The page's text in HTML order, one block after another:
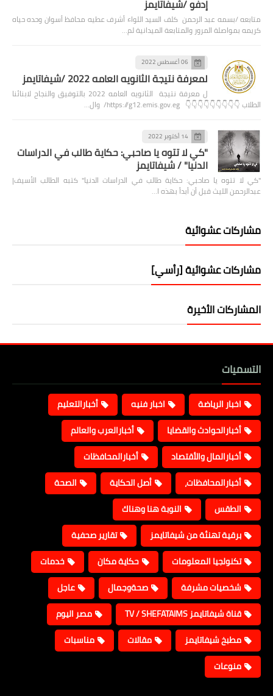
إدفو /شيفاتايمز
متابعه /بسمه عبد الرحمن كلف السيد اللواء أشرف عطيه محافظ أسوان وحده حياه
كريمه بمواصلة المرور والمتابعة الميدانية لم…
06 أغسطس 2022
لمعرفة نتيجة الثانويه العامه 2022 /شيفاتايمز
ل معرفة نتيجة الثانويه العامه 2022 بالتوفيق والنجاح لابنائنا
الطلاب 👇👇👇👇👇👇👇👇👇 https://g12.emis.gov.eg/ وال…
14 أكتوبر 2022
"كي لا تتوه يا صاحبي: حكاية طالب في الدراسات
الدنيا" / شيفاتايمز
"كي لا تتوه يا صاحبي: حكاية طالب في الدراسات الدنيا" كتبه الطالب الأسيف|
عبدالرحمن الليث قبل أن أبدأ بهذه ا…
مشاركات عشوائية
مشاركات عشوائية [رأسي]
المشاركات الأخيرة
التسميات
اخبار الرياضة اخبار فنيه
أخبارالتعليم
أخبارالحوادث والقضايا
أخبارالعرب والعالم
أخبارالمال والأقتصاد
أخبارالمحافظات
أخبارالمحافظات،
أصل الحكاية
الصحة
الطقس
النوبة هنا وهناك
برقية تهنئة من شيفاتايمز
تقارير صحفية
تكنولجيا المعلومات
حكاية مكان
خدمات
شخصيات مشرفة
صحةوجمال
عاجل
قناة شيفاتايمز TV / SHEFATAIMS
مصر اليوم
مطبخ شيفاتايمز
مقالات
مناسبات
منوعات